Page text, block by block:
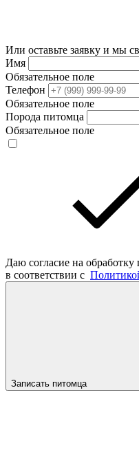
Или оставьте заявку и мы
Имя
Обязательное поле
Телефон
Обязательное поле
Порода питомца
Обязательное поле
Даю согласие на
в соответствии с
Записать питомца